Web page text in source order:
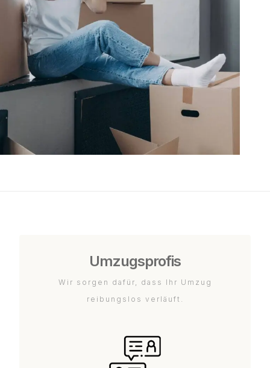
Umzugsprofis
Wir sorgen dafür, dass Ihr Umzug
reibungslos verläuft.